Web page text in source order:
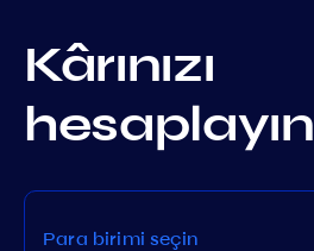
Kârınızı
hesaplayın
Para birimi seçin